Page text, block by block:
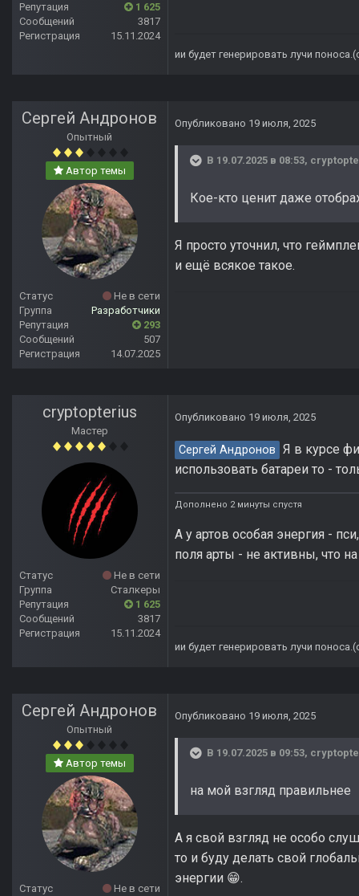
Репутация
1 625
Сообщений
3817
Регистрация
15.11.2024
ии будет генерировать лучи
Сергей Андронов
Опытный
Автор темы
Статус
Не в сети
Группа
Разработчики
Репутация
293
Сообщений
507
Регистрация
14.07.2025
Опубликовано 19 июля, 2025
В 19.07.2025 в 08:53,
Кое-кто ценит даже
Я просто уточнил, что
и ещё всякое такое.
cryptopterius
Мастер
Статус
Не в сети
Группа
Сталкеры
Репутация
1 625
Сообщений
3817
Регистрация
15.11.2024
Опубликовано 19 июля, 2025
Сергей Андронов Я в курсе
использовать батареи то -
Дополнено 2 минуты спустя
А у артов особая энергия -
поля арты - не активны, что
ии будет генерировать лучи
Сергей Андронов
Опытный
Автор темы
Статус
Не в сети
Опубликовано 19 июля, 2025
В 19.07.2025 в 09:53,
на мой взгляд правильнее
А я свой взгляд не особо
то и буду делать свой
энергии 😁.